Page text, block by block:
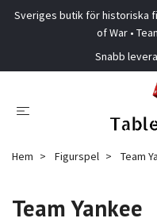
Sveriges butik för historiska
of War •
Snabb
Hem Figurspel Team
Team Yankee